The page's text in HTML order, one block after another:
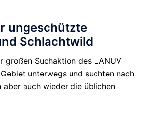
ungeschützte
Schlachtwild
großen Suchaktion des LANUV
unterwegs und suchten nach
aber auch wieder die üblichen